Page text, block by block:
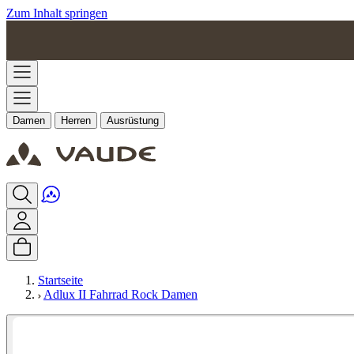
Zum Inhalt springen
Damen Herren Ausrüstung
Startseite
Adlux II Fahrrad Rock Damen